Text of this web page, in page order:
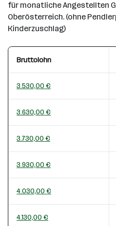
für monatliche Angestellten
Oberösterreich. (ohne
Kinderzuschlag)
Bruttolohn
3.530,00 €
3.630,00 €
3.730,00 €
3.930,00 €
4.030,00 €
4.130,00 €